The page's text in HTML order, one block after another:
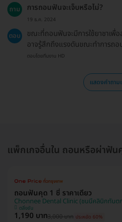
ถาม การถอนฟันจะเจ็บหรือไม่?
19 ธ.ค. 2024
ตอบ
ขณะที่ถอนฟันจะมีการใช้ยาชาเพื่
อาจรู้สึกถึงแรงดันขณะทำการถอ
ตอบโดยทีมงาน HD
แสดงคำถาม
แพ็กเกจอื่นใน ถอนหรือผ่าฟัน
ถอนฟันคุด 1 ซี่ ราคาเดียว
Chonnee Dental Clinic (ชนนีคลินิกทันต
ตลิ่งชัน
1,190 บาท3,000 บาท ประหยัด 60%